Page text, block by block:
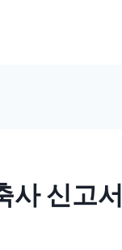
사 신고서